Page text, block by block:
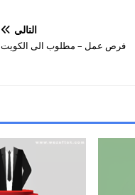
التالي
فرص عمل – مطلوب الى الكويت